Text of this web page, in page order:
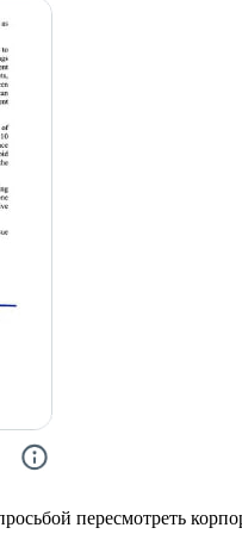
пересмотреть